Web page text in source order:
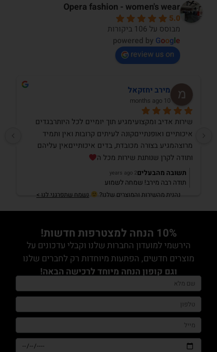
Opera fashion - women's wear
5.0
מבוסס על 106 ביקורות
powered by Google
review us on
מירב יחזקאל
10 months ago
ותודה לקרן שנותנת שירות מכל ה
תשובה מהבעלים2 years ago
תודה רבה מירב! שמחה לשמוע
נהנית מהשירות והמוצרים שלנו? נשמח שתפרגני לנו >
10% הנחה למצטרפות חדשות!
הירשמי למועדון החברות שלנו וקבלי עדכונים על
מוצרים חדשים, הפתעות מיוחדות רק לחברים שלנו
וגם קופון הנחה מיוחד לרכישה הבאה!